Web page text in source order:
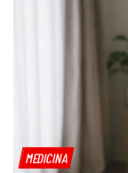
MEDICINA